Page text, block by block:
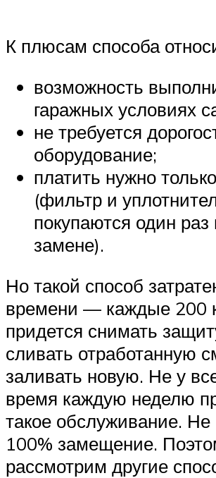
К плюсам способа
возможность
гаражных условиях
не требуется
оборудование;
платить нужно
(фильтр и
покупаются один
замене).
Но такой способ
времени — каждые 200
придется снимать
сливать отработанную
заливать новую. Не у
время каждую неделю
такое обслуживание.
100% замещение.
рассмотрим другие